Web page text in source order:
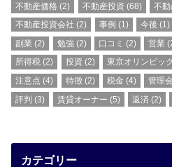
不動産価格 (2) 不動産投資 (68) 不
不動産投資会社 (2) 事例 (1) 今後 (1)
副業 (2) 勉強 (2) 口コミ (2) 営業
所得税 (2) 投資 (2) 東京オリンピック
注意点 (4) 特徴(2) 税金 (4) 管理
評判 (3) 賃貸オーナー (5) 返済 (2)
カテゴリー